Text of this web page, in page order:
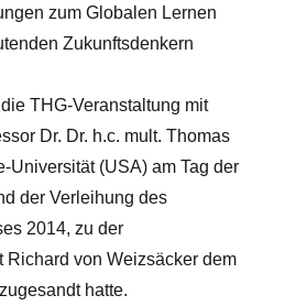
zum Globalen Lernen
Zukunftsdenkern
THG-Veranstaltung mit
Dr. Dr. h.c. mult. Thomas
Universität (USA) am Tag der
der Verleihung des
2014, zu der
Richard von Weizsäcker dem
hatte.